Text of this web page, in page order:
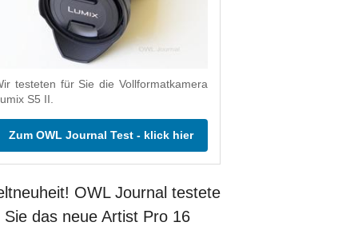
testeten für Sie die Vollformatkamera
S5 II.
Zum OWL Journal Test - klick hier
OWL Journal testete
Sie das neue Artist Pro 16